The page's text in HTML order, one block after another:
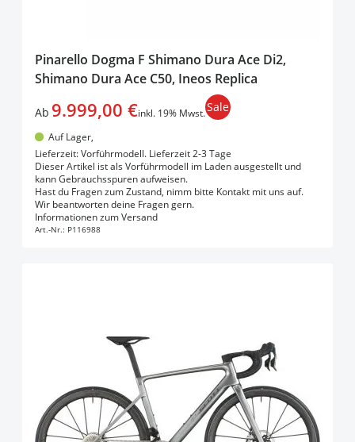
Pinarello Dogma F Shimano Dura Ace Di2,
Shimano Dura Ace C50, Ineos Replica
Ab 9.999,00 €inkl. 19% Mwst.Sale
Auf Lager,
Lieferzeit: Vorführmodell. Lieferzeit 2-3 Tage
Dieser Artikel ist als Vorführmodell im Laden ausgestellt und
kann Gebrauchsspuren aufweisen.
Hast du Fragen zum Zustand, nimm bitte Kontakt mit uns auf.
Wir beantworten deine Fragen gern.
Informationen zum Versand
Art.-Nr.: P116988
In den Warenkorb